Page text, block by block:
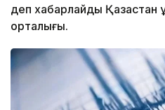
деп хабарлайды Қазақстан
орталығы.